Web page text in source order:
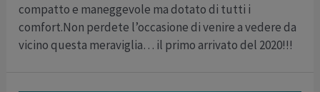
compatto e maneggevole ma dotato di tutti i
comfort.Non perdete l’occasione di venire a vedere da
vicino questa meraviglia… il primo arrivato del 2020!!!